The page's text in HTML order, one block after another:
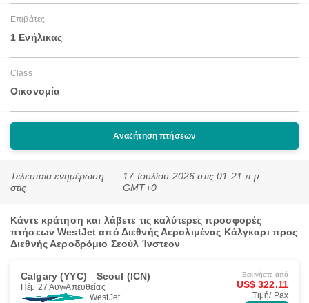
Επιβάτες
1 Ενήλικας
Class
Οικονομία
Αναζήτηση πτήσεων
Τελευταία ενημέρωση
στις
17 Ιουλίου 2026 στις 01:21 π.μ.
GMT+0
Κάντε κράτηση και λάβετε τις καλύτερες προσφορές
πτήσεων WestJet από Διεθνής Αερολιμένας Κάλγκαρι προς
Διεθνής Αεροδρόμιο Σεούλ Ίνστεον
Calgary (YYC) Seoul (ICN)
Πέμ 27 Αυγ Απευθείας
WestJet
Ξεκινήστε από
US$ 322.11
Τιμή/ Pax